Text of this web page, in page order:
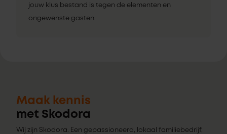
jouw klus bestand is tegen de elementen en
ongewenste gasten.
Maak kennis
met Skodora
Wij zijn Skodora. Een gepassioneerd, lokaal familiebedrijf,